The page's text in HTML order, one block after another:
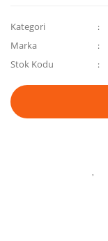
Kategori
Marka
Stok Kodu